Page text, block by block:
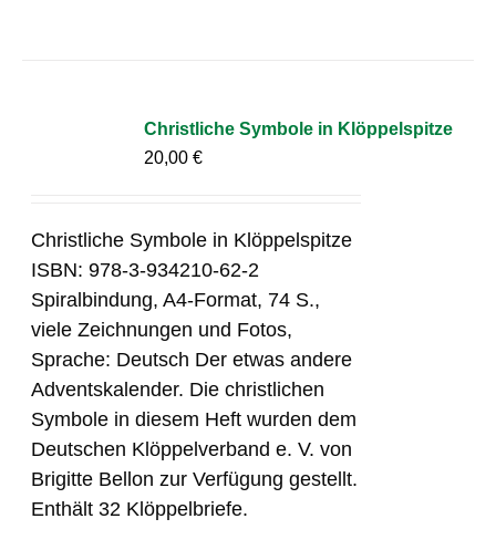
Christliche Symbole in Klöppelspitze
20,00€
Christliche Symbole in Klöppelspitze
ISBN: 978-3-934210-62-2
Spiralbindung, A4-Format, 74 S.,
viele Zeichnungen und Fotos,
Sprache: Deutsch Der etwas andere
Adventskalender. Die christlichen
Symbole in diesem Heft wurden dem
Deutschen Klöppelverband e. V. von
Brigitte Bellon zur Verfügung gestellt.
Enthält 32 Klöppelbriefe.